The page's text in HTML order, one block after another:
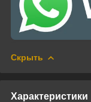
Скрыть
Характеристики